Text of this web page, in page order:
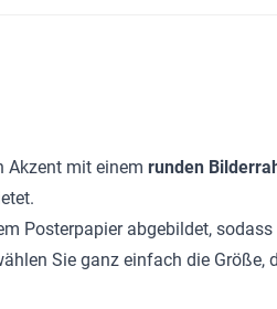
Akzent mit einem runden
Posterpapier abgebildet,
Sie ganz einfach die Größe,